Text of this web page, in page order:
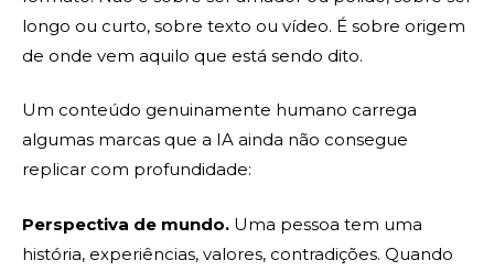
longo ou curto, sobre texto ou vídeo. É sobre origem
de onde vem aquilo que está sendo dito.
Um conteúdo genuinamente humano carrega
algumas marcas que a IA ainda não consegue
replicar com profundidade:
Perspectiva de mundo. Uma pessoa tem uma
história, experiências, valores, contradições. Quando